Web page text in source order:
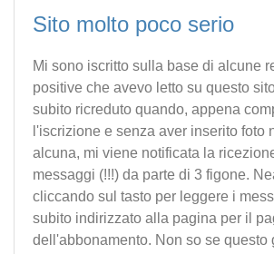
Sito molto poco serio
Mi sono iscritto sulla base di alcune
positive che avevo letto su questo
subito ricreduto quando, appena
l'iscrizione e senza aver inserito foto
alcuna, mi viene notificata la
messaggi (!!!) da parte di 3 figone.
cliccando sul tasto per leggere i
subito indirizzato alla pagina per il
dell'abbonamento. Non so se questo